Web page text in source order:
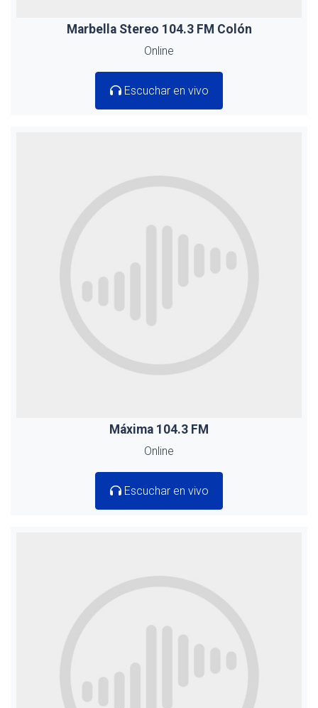
Marbella Stereo 104.3 FM Colón
Online
Escuchar en vivo
Máxima 104.3 FM
Online
Escuchar en vivo